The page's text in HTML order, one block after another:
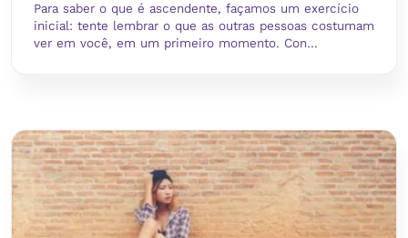
Para saber o que é ascendente, façamos um exercício
inicial: tente lembrar o que as outras pessoas costumam
ver em você, em um primeiro momento. Con...